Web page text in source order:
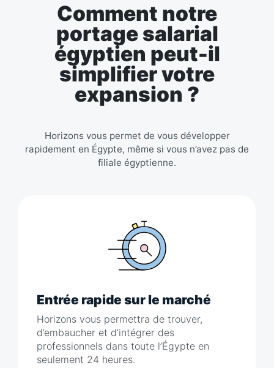
Comment notre
portage salarial
égyptien peut-il
simplifier votre
expansion ?
Horizons vous permet de vous développer
rapidement en Égypte, même si vous n’avez pas de
filiale égyptienne.
Entrée rapide sur le marché
Horizons vous permettra de trouver,
d’embaucher et d’intégrer des
professionnels dans toute l’Égypte en
seulement 24 heures.